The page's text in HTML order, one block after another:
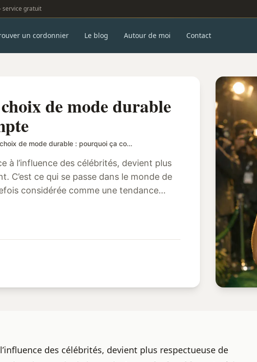
service gratuit
un cordonnier Le blog Autour de moi Contact
de mode durable
Les stars et leurs choix de mode durable : pourquoi ça compte
à l’influence des célébrités, devient plus
C’est ce qui se passe dans le monde de
considérée comme une tendance
des célébrités, devient plus respectueuse de